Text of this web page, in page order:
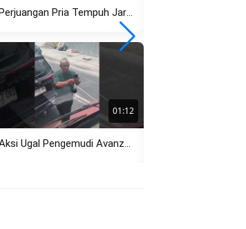
Perjuangan Pria Tempuh Jarak Jauh Berujung Pilu, Pergoki Pacar dengan...
01:12
Aksi Ugal Pengemudi Avanza di Kemang Hadang Bus TransJakarta, Sempat...